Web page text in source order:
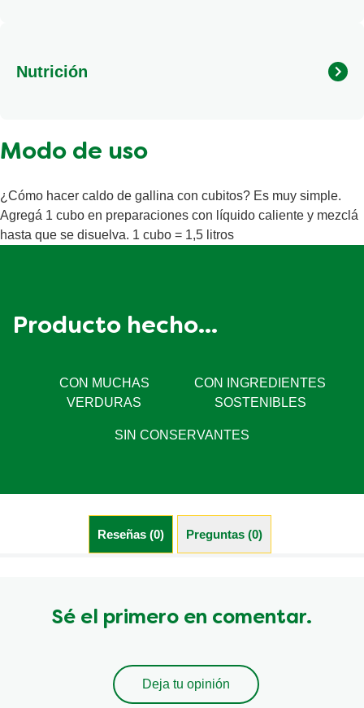
tomillo, aromatizante idéntico al natural y colorante:
Nutrición
Modo de uso
¿Cómo hacer caldo de gallina con cubitos? Es muy simple.
Agregá 1 cubo en preparaciones con líquido caliente y mezclá
hasta que se disuelva. 1 cubo = 1,5 litros
Producto hecho...
CON MUCHAS
VERDURAS
CON INGREDIENTES
SOSTENIBLES
SIN CONSERVANTES
Reseñas (0) Preguntas (0)
Sé el primero en comentar.
Deja tu opinión